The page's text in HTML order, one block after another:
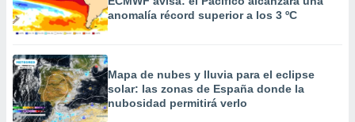
crear un
uso de
la
contenido
medir el
de la
anomalía récord superior a los 3 ºC
Mapa de nubes y lluvia para el eclipse
solar: las zonas de España donde la
nubosidad permitirá verlo